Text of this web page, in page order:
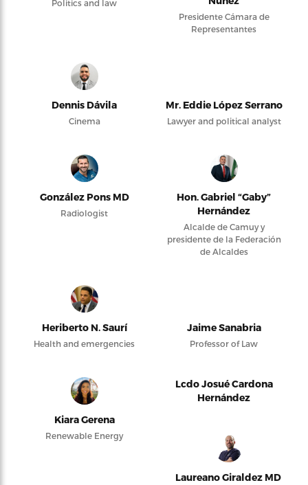
Politics and law
Presidente Cámara de
Representantes
Dennis Dávila
Cinema
Mr. Eddie López Serrano
Lawyer and political analyst
González Pons MD
Radiologist
Hon. Gabriel “Gaby”
Hernández
Alcalde de Camuy y
presidente de la Federación
de Alcaldes
Heriberto N. Saurí
Health and emergencies
Jaime Sanabria
Professor of Law
Kiara Gerena
Renewable Energy
Lcdo Josué Cardona
Hernández
Laureano Giraldez MD